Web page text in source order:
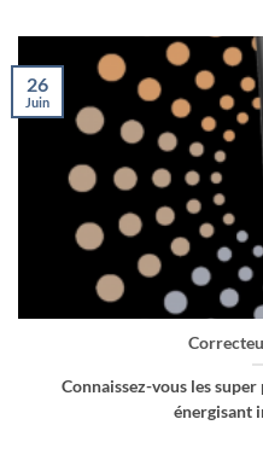
Connaissez-vous les
énergisant
26
Juin